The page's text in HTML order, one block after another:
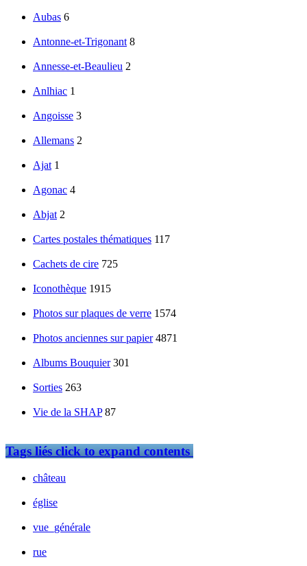
Aubas 6
Antonne-et-Trigonant 8
Annesse-et-Beaulieu 2
Anlhiac 1
Angoisse 3
Allemans 2
Ajat 1
Agonac 4
Abjat 2
Cartes postales thématiques 117
Cachets de cire 725
Iconothèque 1915
Photos sur plaques de verre 1574
Photos anciennes sur papier 4871
Albums Bouquier 301
Sorties 263
Vie de la SHAP 87
Tags liésclick to expand contents
château
église
vue_générale
rue